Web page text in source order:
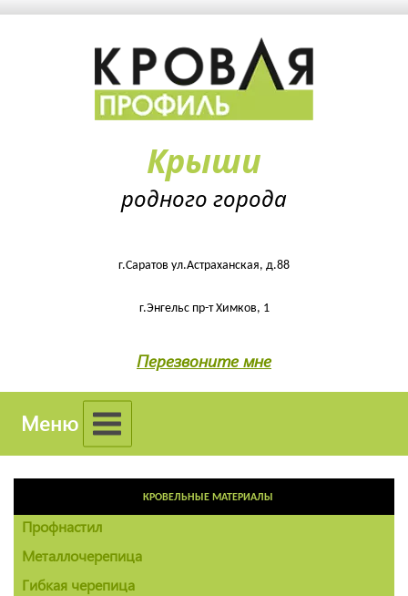
Крыши
родного города
г.Саратов ул.Астраханская, д.88
г.Энгельс пр-т Химков, 1
Перезвоните мне
Меню
КРОВЕЛЬНЫЕ МАТЕРИАЛЫ
Профнастил
Металлочерепица
Гибкая черепица